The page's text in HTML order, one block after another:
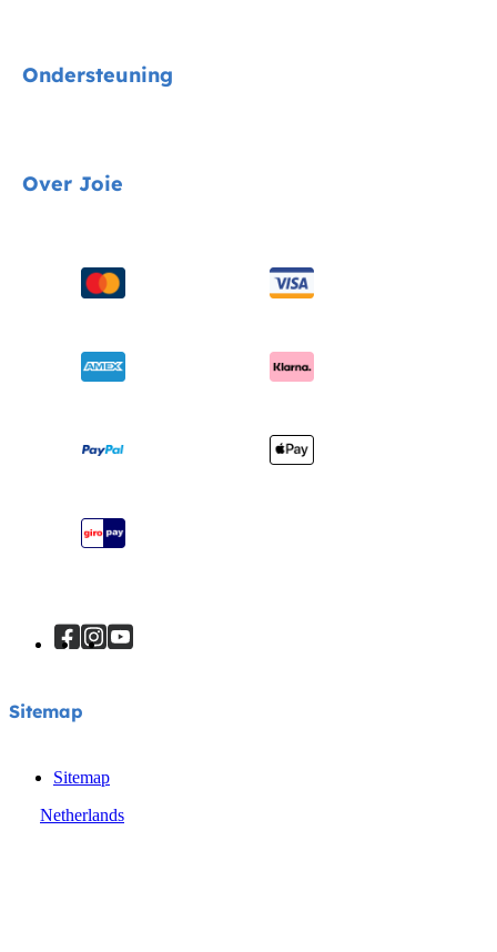
Kinderstoelen
Wiegen & ledikanten
Ondersteuning
Productondersteuning
Compatibele producten
Garantie
Sitemap
Over Joie
Over ons
Onderscheidingen
Je product registreren
Sitemap
Sitemap
Netherlands